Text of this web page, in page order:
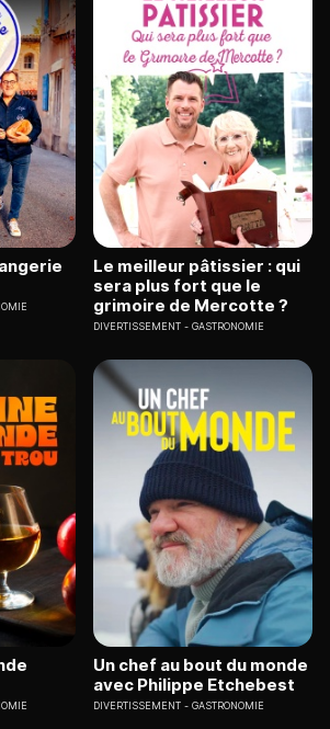
Le meilleur pâtissier : qui
sera plus fort que le
grimoire de Mercotte ?
DIVERTISSEMENT GASTRONOMIE
Un chef au bout du monde
avec Philippe Etchebest
DIVERTISSEMENT GASTRONOMIE